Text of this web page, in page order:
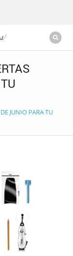
JUNIO PARA TU